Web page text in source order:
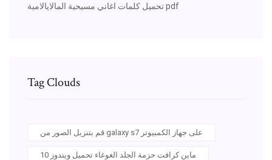
تحميل كلمات اغاني مسيحية المالايالامية pdf
Tag Clouds
قم بتنزيل الصور من galaxy s7 على جهاز الكمبيوتر
ماين كرافت حزمة الجلد الغوغاء تحميل ويندوز 10